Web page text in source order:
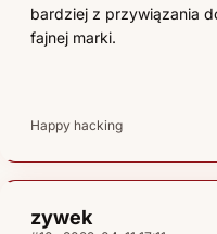
bardziej z przywiązania
fajnej marki.
Happy hacking
zywek